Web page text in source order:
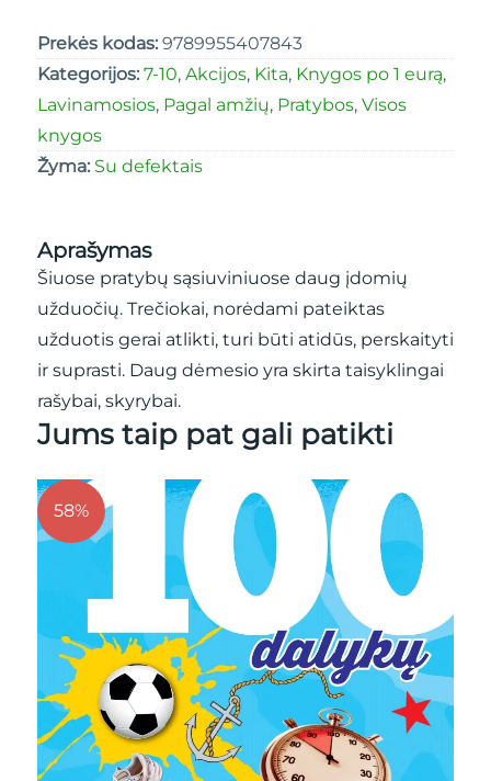
Prekės kodas: 9789955407843
Kategorijos: 7-10, Akcijos, Kita, Knygos po 1 eurą,
Lavinamosios, Pagal amžių, Pratybos, Visos
knygos
Žyma: Su defektais
Aprašymas
Šiuose pratybų sąsiuviniuose daug įdomių
užduočių. Trečiokai, norėdami pateiktas
užduotis gerai atlikti, turi būti atidūs, perskaityti
ir suprasti. Daug dėmesio yra skirta taisyklingai
rašybai, skyrybai.
Jums taip pat gali patikti
77%